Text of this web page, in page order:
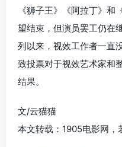
《狮子王》《阿拉丁》
望结束，但演员罢工仍在
列以来，视效工作者一直
致投票对于视效艺术家和
结果。
文/云猫猫
本文转载：1905电影网，